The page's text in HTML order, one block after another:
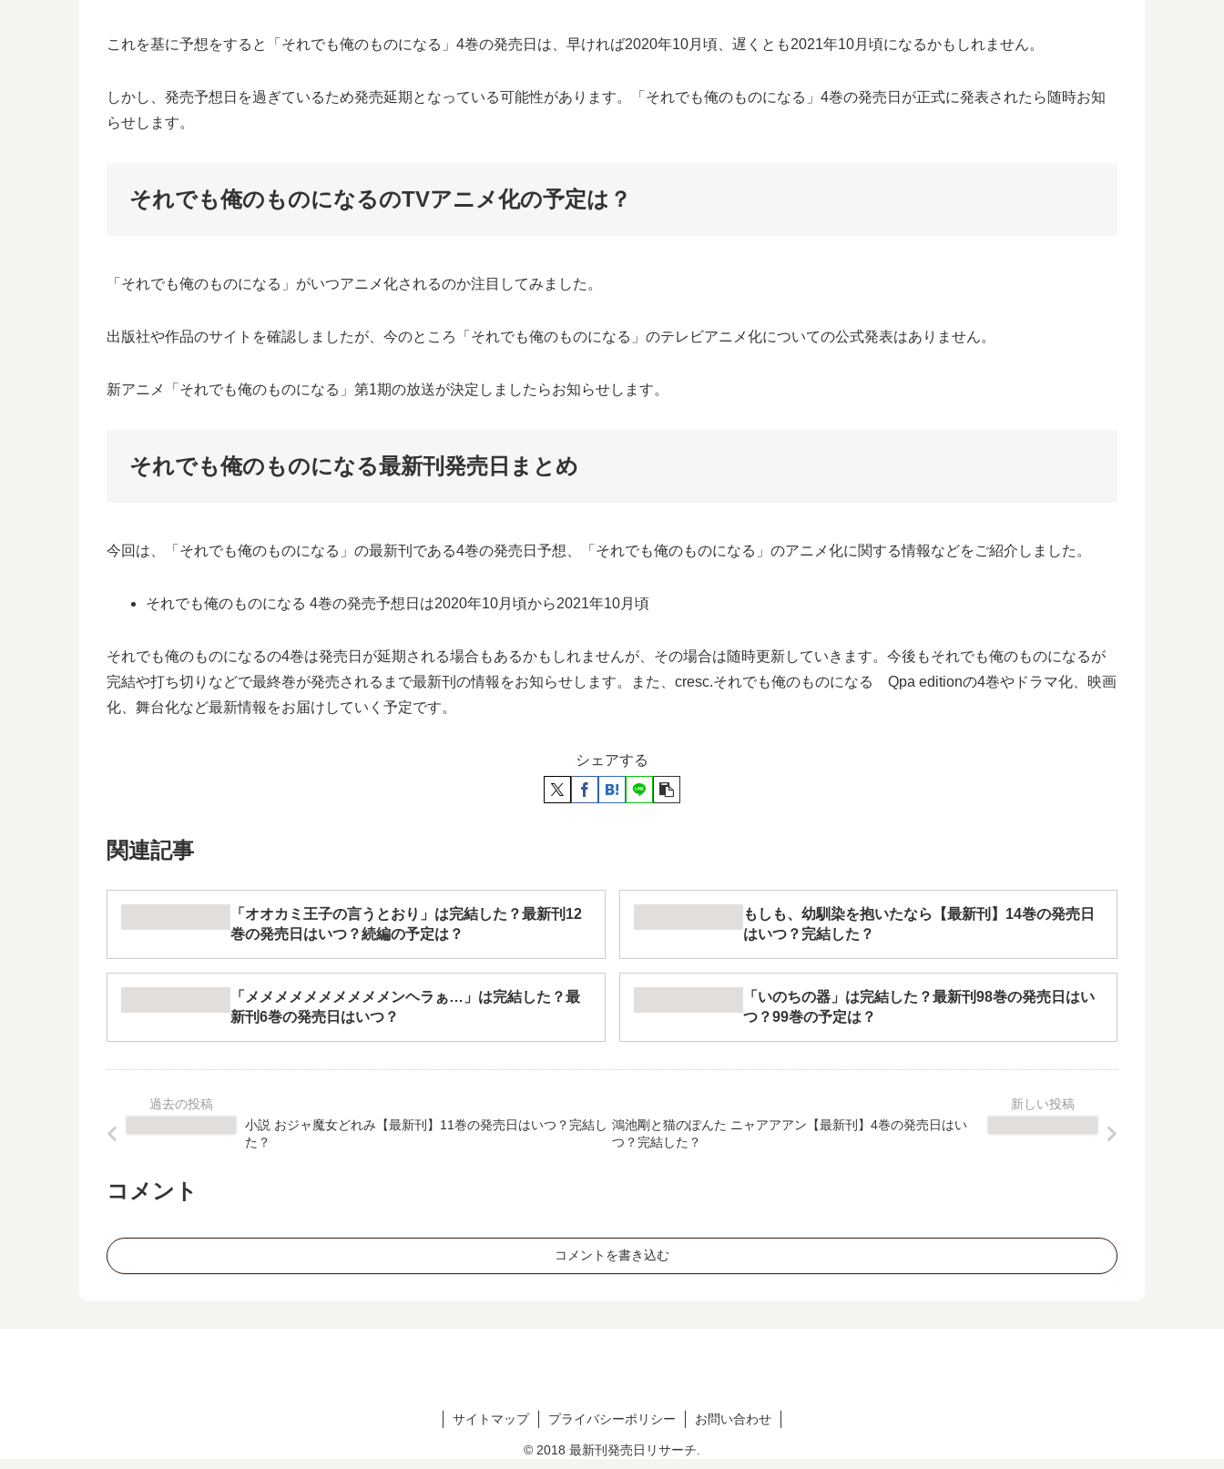
これを基に予想をすると「それでも俺のものになる」4巻の発売日は、早ければ2020年10月頃、遅くとも2021年10月頃になるかもしれません。
しかし、発売予想日を過ぎているため発売延期となっている可能性があります。「それでも俺のものになる」4巻の発売日が正式に発表されたら随時お知
らせします。
それでも俺のものになるのTVアニメ化の予定は？
「それでも俺のものになる」がいつアニメ化されるのか注目してみました。
出版社や作品のサイトを確認しましたが、今のところ「それでも俺のものになる」のテレビアニメ化についての公式発表はありません。
新アニメ「それでも俺のものになる」第1期の放送が決定しましたらお知らせします。
それでも俺のものになる最新刊発売日まとめ
今回は、「それでも俺のものになる」の最新刊である4巻の発売日予想、「それでも俺のものになる」のアニメ化に関する情報などをご紹介しました。
それでも俺のものになる 4巻の発売予想日は2020年10月頃から2021年10月頃
それでも俺のものになるの4巻は発売日が延期される場合もあるかもしれませんが、その場合は随時更新していきます。今後もそれでも俺のものになるが
完結や打ち切りなどで最終巻が発売されるまで最新刊の情報をお知らせします。また、cresc.それでも俺のものになる Qpa editionの4巻やドラマ化、映画
化、舞台化など最新情報をお届けしていく予定です。
シェアする
関連記事
「オオカミ王子の言うとおり」は完結した？最新刊12
巻の発売日はいつ？続編の予定は？
もしも、幼馴染を抱いたなら【最新刊】14巻の発売日
はいつ？完結した？
「メメメメメメメメメメンヘラぁ…」は完結した？最
新刊6巻の発売日はいつ？
「いのちの器」は完結した？最新刊98巻の発売日はい
つ？99巻の予定は？
小説 おジャ魔女どれみ【最新刊】11巻の発売日はいつ？完結し
た？
鴻池剛と猫のぽんた ニャアアアン【最新刊】4巻の発売日はい
つ？完結した？
コメント
コメントを書き込む
サイトマップ プライバシーポリシー お問い合わせ
© 2018 最新刊発売日リサーチ.